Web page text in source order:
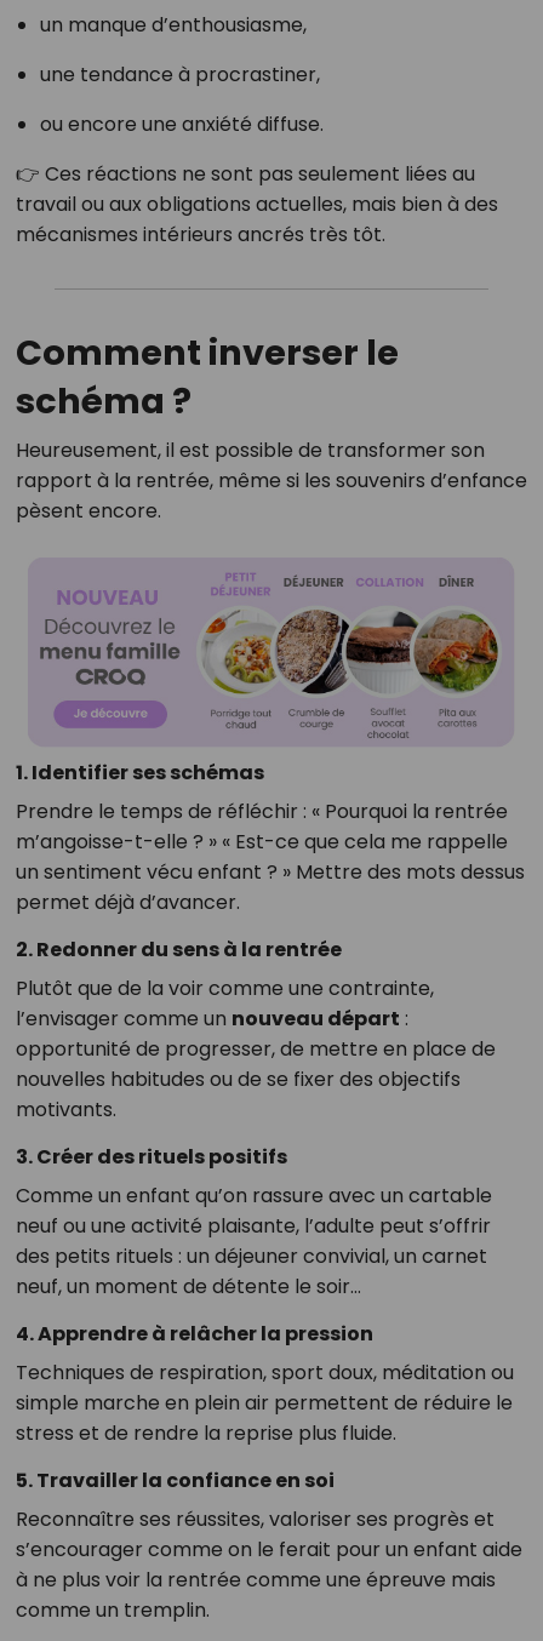
un manque d’enthousiasme,
une tendance à procrastiner,
ou encore une anxiété diffuse.
👉 Ces réactions ne sont pas seulement liées au
travail ou aux obligations actuelles, mais bien à des
mécanismes intérieurs ancrés très tôt.
Comment inverser le
schéma ?
Heureusement, il est possible de transformer son
rapport à la rentrée, même si les souvenirs d’enfance
pèsent encore.
1. Identifier ses schémas
Prendre le temps de réfléchir : « Pourquoi la rentrée
m’angoisse-t-elle ? » « Est-ce que cela me rappelle
un sentiment vécu enfant ? » Mettre des mots dessus
permet déjà d’avancer.
2. Redonner du sens à la rentrée
Plutôt que de la voir comme une contrainte,
l’envisager comme un nouveau départ :
opportunité de progresser, de mettre en place de
nouvelles habitudes ou de se fixer des objectifs
motivants.
3. Créer des rituels positifs
Comme un enfant qu’on rassure avec un cartable
neuf ou une activité plaisante, l’adulte peut s’offrir
des petits rituels : un déjeuner convivial, un carnet
neuf, un moment de détente le soir…
4. Apprendre à relâcher la pression
Techniques de respiration, sport doux, méditation ou
simple marche en plein air permettent de réduire le
stress et de rendre la reprise plus fluide.
5. Travailler la confiance en soi
Reconnaître ses réussites, valoriser ses progrès et
s’encourager comme on le ferait pour un enfant aide
à ne plus voir la rentrée comme une épreuve mais
comme un tremplin.